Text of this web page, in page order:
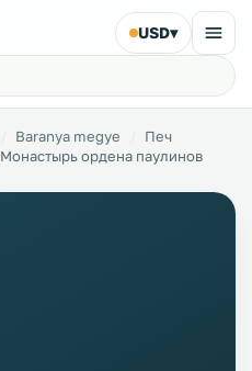
USD▾
Baranya megye
Печ
Монастырь ордена паулинов